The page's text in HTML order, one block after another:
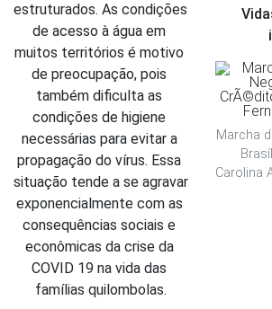
estruturados. As condições
de acesso à água em
muitos territórios é motivo
de preocupação, pois
também dificulta as
condições de higiene
necessárias para evitar a
propagação do vírus. Essa
situação tende a se agravar
exponencialmente com as
consequências sociais e
econômicas da crise da
COVID 19 na vida das
famílias quilombolas.
Marcha
Carolina